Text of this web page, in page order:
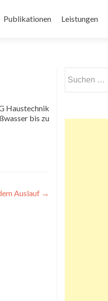
Publikationen Leistungen
bis zu
Auslauf →
nach: